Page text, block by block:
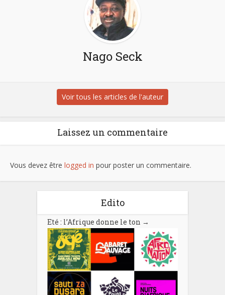
Nago Seck
Voir tous les articles de l'auteur
Laissez un commentaire
Vous devez être logged in pour poster un commentaire.
Edito
Eté : l’Afrique donne le ton →